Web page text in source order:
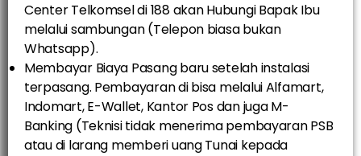
Center Telkomsel di 188 akan Hubungi Bapak Ibu
melalui sambungan (Telepon biasa bukan
Whatsapp).
Membayar Biaya Pasang baru setelah instalasi
terpasang. Pembayaran di bisa melalui Alfamart,
Indomart, E-Wallet, Kantor Pos dan juga M-
Banking (Teknisi tidak menerima pembayaran PSB
atau di larang memberi uang Tunai kepada